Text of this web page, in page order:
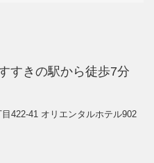
すきの駅から徒歩7分
422-41 オリエンタルホテル902